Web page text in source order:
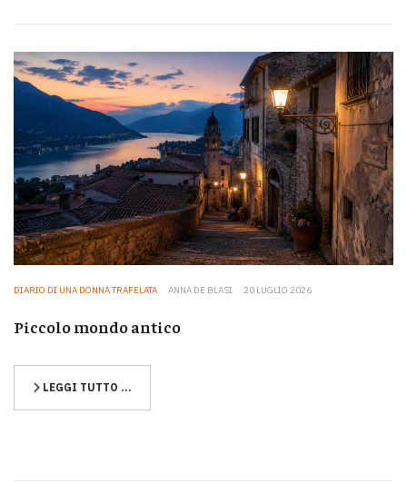
DIARIO DI UNA DONNA TRAFELATA ANNA DE BLASI 20 LUGLIO 2026
Piccolo mondo antico
LEGGI TUTTO …